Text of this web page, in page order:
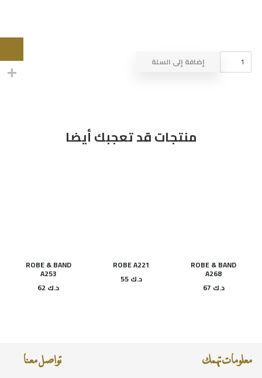
كمية
ROBE
إضافة إلى السلة
منتجات قد تعجبك أيضا
ROBE & BAND
A268
د.ك
ROBE A221
د.ك55
ROBE & BAND
A253
د.ك
معلومات تهمك تواصل معنا